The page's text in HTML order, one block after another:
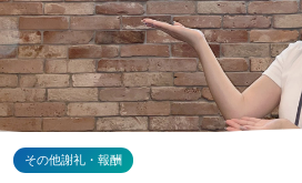
その他謝礼・報酬